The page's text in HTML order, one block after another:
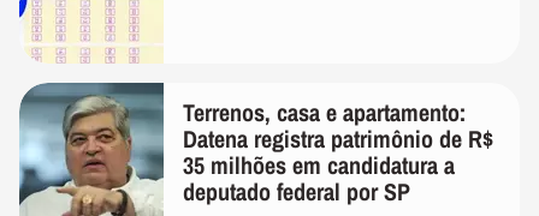
Terrenos, casa e apartamento:
Datena registra patrimônio de R$
35 milhões em candidatura a
deputado federal por SP